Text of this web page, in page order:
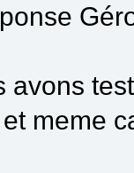
avons
meme